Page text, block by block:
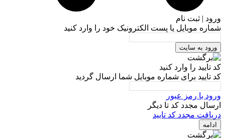
ورود | ثبت نام
شماره موبایل یا پست الکترونیک خود را وارد کنید
ورود به سایت
کد تایید را وارد کنید
کد تایید برای شماره موبایل شما ارسال گردید
ورود با رمز عبور
ارسال مجدد کد تا دیگر
دریافت مجدد کد تایید
ادامه